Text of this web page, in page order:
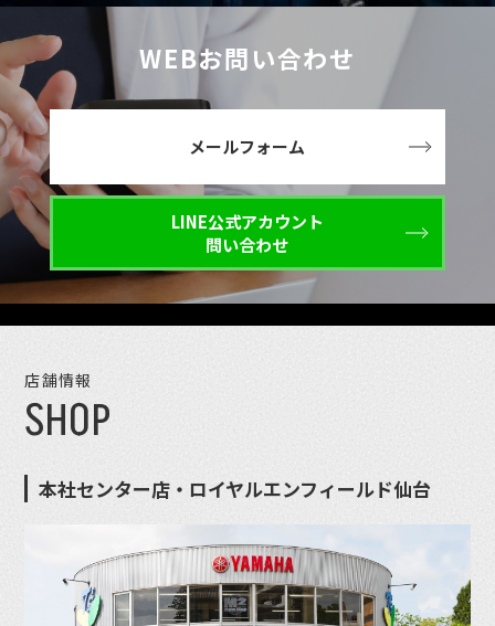
WEBお問い合わせ
メールフォーム
LINE公式アカウント
問い合わせ
店舗情報
SHOP
本社センター店・ロイヤルエンフィールド仙台